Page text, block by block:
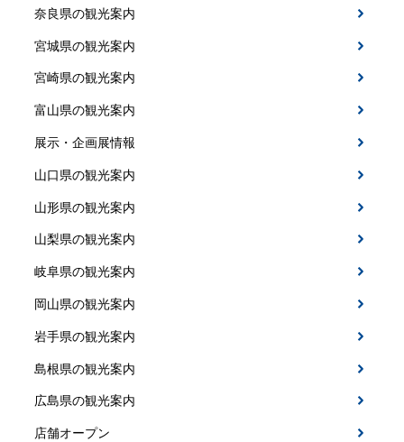
奈良県の観光案内
宮城県の観光案内
宮崎県の観光案内
富山県の観光案内
展示・企画展情報
山口県の観光案内
山形県の観光案内
山梨県の観光案内
岐阜県の観光案内
岡山県の観光案内
岩手県の観光案内
島根県の観光案内
広島県の観光案内
店舗オープン